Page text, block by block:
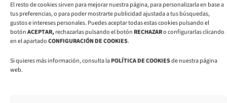
El resto de cookies sirven para mejorar nuestra página, para personalizarla en base a
tus preferencias, o para poder mostrarte publicidad ajustada a tus búsquedas,
gustos e intereses personales. Puedes aceptar todas estas cookies pulsando el
botónACEPTAR, rechazarlas pulsando el botón RECHAZARo configurarlas clicando
en el apartadoCONFIGURACIÓN DE COOKIES.
Si quieres más información, consulta laPOLÍTICA DE COOKIESde nuestra página
web.
Aviso legal|Política de privacidad|Política de cookies
© 2025 CMI4ALL | Todos los derechos reservados | Diseño y